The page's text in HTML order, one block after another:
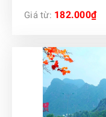
Giá từ: 182.000₫